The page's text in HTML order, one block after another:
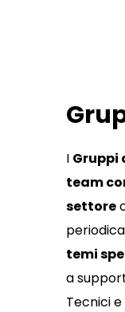
I Gruppi
team
settore
temi
a
Tecnici